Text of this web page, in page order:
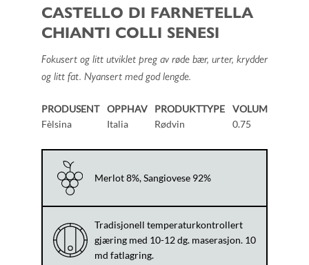
CASTELLO DI FARNETELLA
CHIANTI COLLI SENESI
Fokusert og litt utviklet preg av røde bær, urter, krydder
og litt fat. Nyansert med god lengde.
PRODUSENT
Fèlsina
OPPHAV
Italia
PRODUKTTYPE
Rødvin
VOLUM
0.75
Merlot 8%, Sangiovese 92%
Tradisjonell temperaturkontrollert
gjæring med 10-12 dg. maserasjon. 10
md fatlagring.